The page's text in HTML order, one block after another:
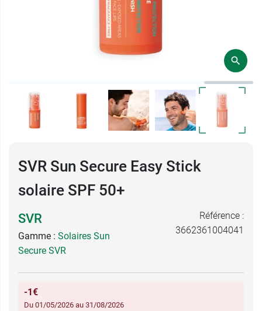
SVR Sun Secure Easy Stick
solaire SPF 50+
SVR
Gamme : Solaires Sun
Secure SVR
Référence :
3662361004041
-1€
Du 01/05/2026 au 31/08/2026